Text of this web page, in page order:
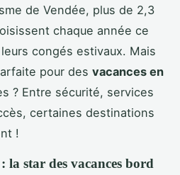
de Vendée, plus de 2,3
chaque année ce
congés estivaux. Mais
pour des vacances en
? Entre sécurité, services
certaines destinations
!
la star des vacances bord